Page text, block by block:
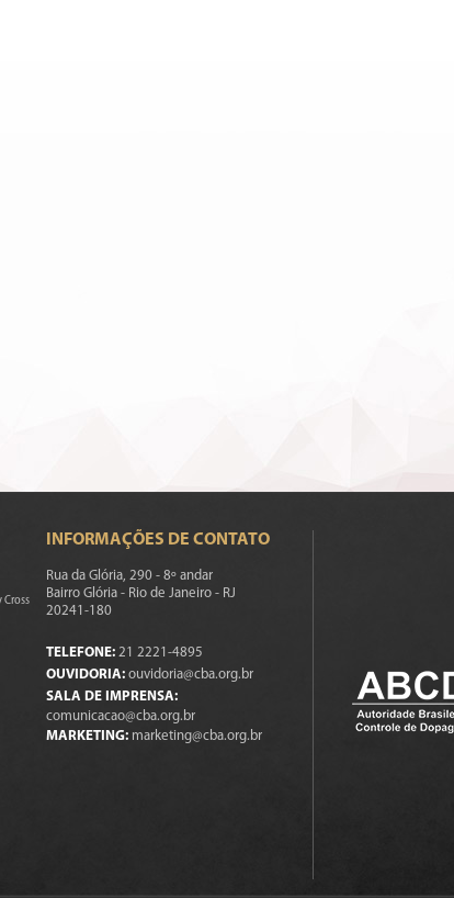
Cross
INFORMAÇÕES DE CONTATO
Rua da Glória, 290 - 8º andar
Bairro Glória - Rio de Janeiro - RJ
20241-180
TELEFONE: 21 2221-4895
OUVIDORIA: ouvidoria@cba.org.br
SALA DE IMPRENSA:
comunicacao@cba.org.br
MARKETING: marketing@cba.org.br